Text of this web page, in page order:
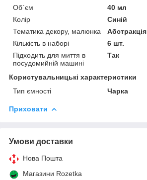
Об`єм
40 мл
Колір
Синій
Тематика декору, малюнка
Абстракція
Кількість в наборі
6 шт.
Підходить для миття в
посудомийній машині
Так
Користувальницькі характеристики
Тип ємності
Чарка
Приховати
Умови доставки
Нова Пошта
Магазини Rozetka